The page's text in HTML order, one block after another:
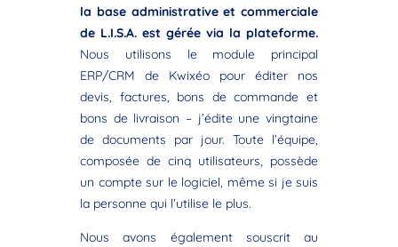
la base administrative et commerciale
de L.I.S.A. est gérée via la plateforme.
Nous utilisons le module principal
ERP/CRM de Kwixéo pour éditer nos
devis, factures, bons de commande et
bons de livraison – j’édite une vingtaine
de documents par jour. Toute l’équipe,
composée de cinq utilisateurs, possède
un compte sur le logiciel, même si je suis
la personne qui l’utilise le plus.
Nous avons également souscrit au